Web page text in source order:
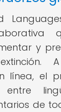
y
línea, el
entre
de